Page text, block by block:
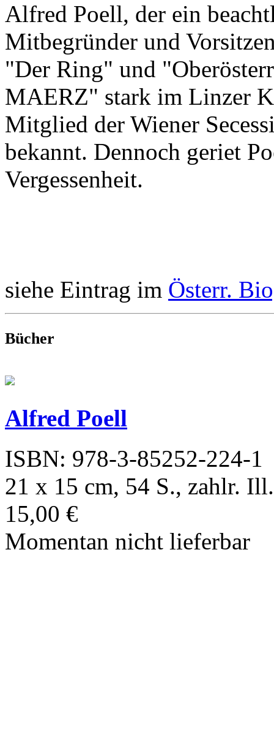
Alfred Poell, der ein
Mitbegründer und
"Der Ring" und
MAERZ" stark im Linzer
Mitglied der Wiener
bekannt. Dennoch geriet
Vergessenheit.
siehe Eintrag im Österr.
Bücher
Alfred Poell
ISBN: 978-3-85252-224-1
21 x 15 cm, 54 S., zahlr. Ill.
15,00 €
Momentan nicht lieferbar